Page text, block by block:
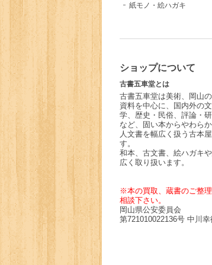
紙モノ・絵ハガキ
ショップについて
古書五車堂とは
古書五車堂は美術、岡山
資料を中心に、国内外の
学、歴史・民俗、評論・
など、固い本からやわら
人文書を幅広く扱う古本
和本、古文書、絵ハガキ
広く取り扱います。
※本の買取、蔵書のご整
相談下さい。
岡山県公安委員会
第721010022136号 中川幸